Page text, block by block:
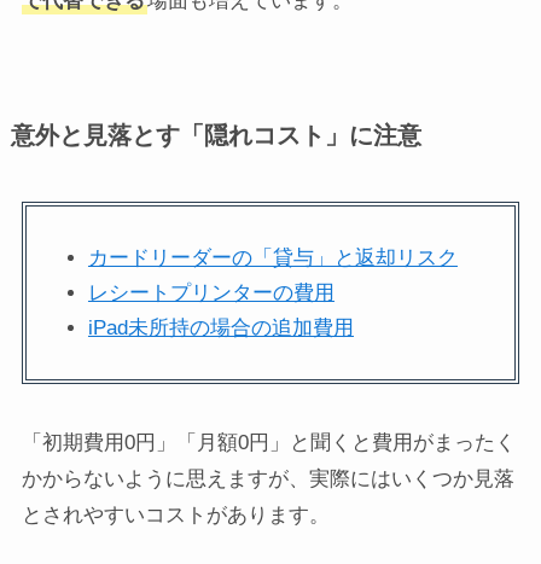
意外と見落とす「隠れコスト」に注意
カードリーダーの「貸与」と返却リスク
レシートプリンターの費用
iPad未所持の場合の追加費用
「初期費用0円」「月額0円」と聞くと費用がまったく
かからないように思えますが、実際にはいくつか見落
とされやすいコストがあります。